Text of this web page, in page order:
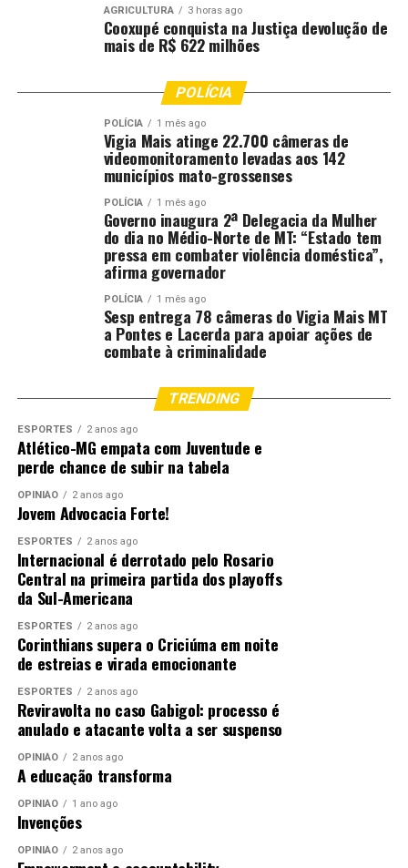
AGRICULTURA 3 horas ago
Cooxupé conquista na Justiça devolução de
mais de R$ 622 milhões
POLÍCIA
POLÍCIA 1 mês ago
Vigia Mais atinge 22.700 câmeras de
videomonitoramento levadas aos 142
municípios mato-grossenses
POLÍCIA 1 mês ago
Governo inaugura 2ª Delegacia da Mulher
do dia no Médio-Norte de MT: “Estado tem
pressa em combater violência doméstica”,
afirma governador
POLÍCIA 1 mês ago
Sesp entrega 78 câmeras do Vigia Mais MT
a Pontes e Lacerda para apoiar ações de
combate à criminalidade
TRENDING
ESPORTES 2 anos ago
Atlético-MG empata com Juventude e
perde chance de subir na tabela
OPINIÃO 2 anos ago
Jovem Advocacia Forte!
ESPORTES 2 anos ago
Internacional é derrotado pelo Rosario
Central na primeira partida dos playoffs
da Sul-Americana
ESPORTES 2 anos ago
Corinthians supera o Criciúma em noite
de estreias e virada emocionante
ESPORTES 2 anos ago
Reviravolta no caso Gabigol: processo é
anulado e atacante volta a ser suspenso
OPINIÃO 2 anos ago
A educação transforma
OPINIÃO 1 ano ago
Invenções
OPINIÃO 2 anos ago